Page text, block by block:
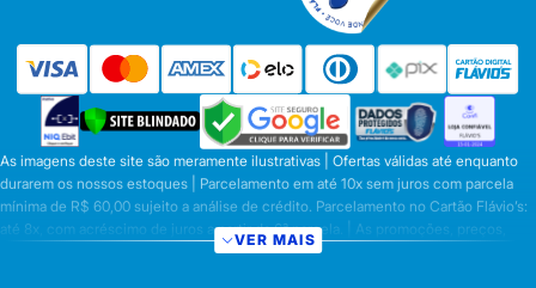
As imagens deste site são meramente ilustrativas | Ofertas válidas até enquanto
durarem os nossos estoques | Parcelamento em até 10x sem juros com parcela
mínima de R$ 60,00 sujeito a análise de crédito. Parcelamento no Cartão Flávio’s:
até 8x, com acréscimo de juros a partir da 6ª parcela. | As promoções, preços,
parcelamentos e condições de pagamento são válidas apenas para compras
VER MAIS